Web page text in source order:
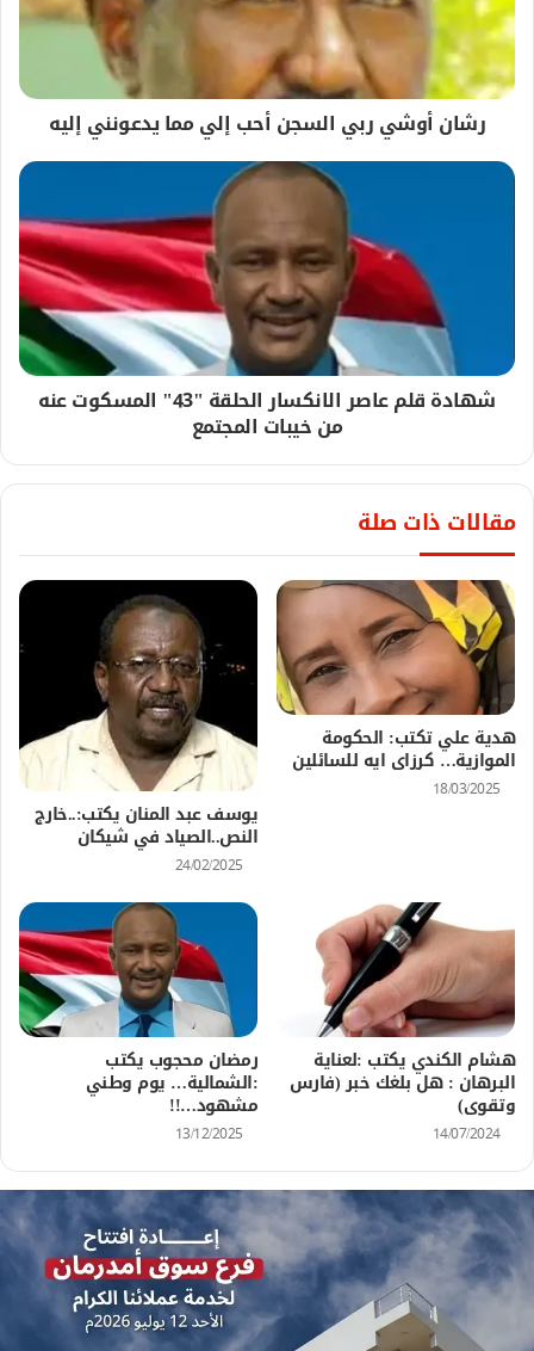
رشان أوشي ربي السجن أحب إلي مما يدعونني إليه
شهادة قلم عاصر الانكسار الحلقة "43" المسكوت عنه
من خيبات المجتمع​
مقالات ذات صلة
هدية علي تكتب: الحكومة
الموازية… كرزاى ايه للسائلين
18/03/2025
يوسف عبد المنان يكتب:..خارج
النص..الصياد في شيكان
24/02/2025
هشام الكندي يكتب :لعناية
البرهان : هل بلغك خبر (فارس
وتقوى)
14/07/2024
رمضان محجوب يكتب
:الشمالية… يوم وطني
مشهود…!!
13/12/2025